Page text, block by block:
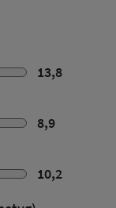
13,8
8,9
10,2